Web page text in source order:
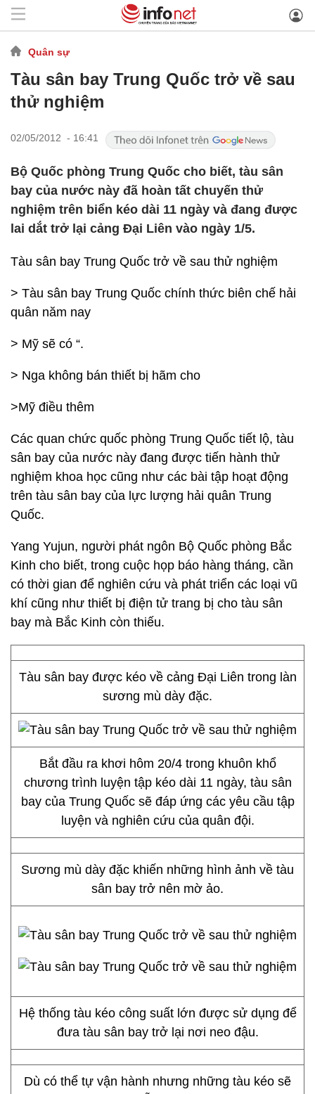
Quân sự
Tàu sân bay Trung Quốc trở về sau
thử nghiệm
02/05/2012 - 16:41
Bộ Quốc phòng Trung Quốc cho biết, tàu sân
bay của nước này đã hoàn tất chuyến thử
nghiệm trên biển kéo dài 11 ngày và đang được
lai dắt trở lại cảng Đại Liên vào ngày 1/5.
Tàu sân bay Trung Quốc trở về sau thử nghiệm
> Tàu sân bay Trung Quốc chính thức biên chế hải
quân năm nay
> Mỹ sẽ có “.
> Nga không bán thiết bị hãm cho
>Mỹ điều thêm
Các quan chức quốc phòng Trung Quốc tiết lộ, tàu
sân bay của nước này đang được tiến hành thử
nghiệm khoa học cũng như các bài tập hoạt động
trên tàu sân bay của lực lượng hải quân Trung
Quốc.
Yang Yujun, người phát ngôn Bộ Quốc phòng Bắc
Kinh cho biết, trong cuộc họp báo hàng tháng, cần
có thời gian để nghiên cứu và phát triển các loại vũ
khí cũng như thiết bị điện tử trang bị cho tàu sân
bay mà Bắc Kinh còn thiếu.
Tàu sân bay được kéo về cảng Đại Liên trong làn
sương mù dày đặc.
Bắt đầu ra khơi hôm 20/4 trong khuôn khổ
chương trình luyện tập kéo dài 11 ngày, tàu sân
bay của Trung Quốc sẽ đáp ứng các yêu cầu tập
luyện và nghiên cứu của quân đội.
Sương mù dày đặc khiến những hình ảnh về tàu
sân bay trở nên mờ ảo.
Hệ thống tàu kéo công suất lớn được sử dụng để
đưa tàu sân bay trở lại nơi neo đậu.
Dù có thể tự vận hành nhưng những tàu kéo sẽ